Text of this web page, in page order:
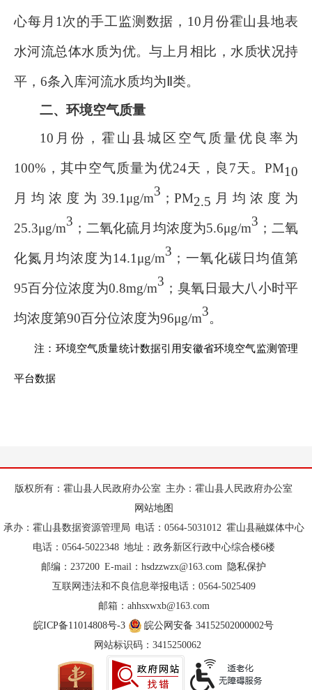
心每月 1 次的手工监测数据， 10 月份霍山县地表
水河流总体水质为优。与上月相比， 水质状况持
平， 6条入库河流水质均为Ⅱ类。
二、环境空气质量
10 月份，霍山县城区空气质量优良率为
100% ，其中空气质量为优24天，良 7天。PM10
月均浓度为 39.1 μg/m3 ； PM2.5 月均浓度为
25.3μg/m3 ；二氧化硫月均浓度为5.6μg/m3 ；二氧
化氮月均浓度为14.1 μg/m3 ；一氧化碳日均值第
95百分位浓度为0.8mg/m3 ；臭氧日最大八小时平
均浓度第90百分位浓度为96μg/m3。
注：环境空气质量统计数据引用安徽省环境空气监测管理
平台数据
版权所有：霍山县人民政府办公室 主办：霍山县人民政府办公室
网站地图
承办：霍山县数据资源管理局 电话：0564-5031012 霍山县融媒体中心
电话：0564-5022348 地址：政务新区行政中心综合楼6楼
邮编：237200 E-mail：hsdzzwzx@163.com
隐私保护
互联网违法和不良信息举报电话：0564-5025409
邮箱：ahhsxwxb@163.com
皖ICP备11014808号-3
皖公网安备 34152502000002号
网站标识码：3415250062